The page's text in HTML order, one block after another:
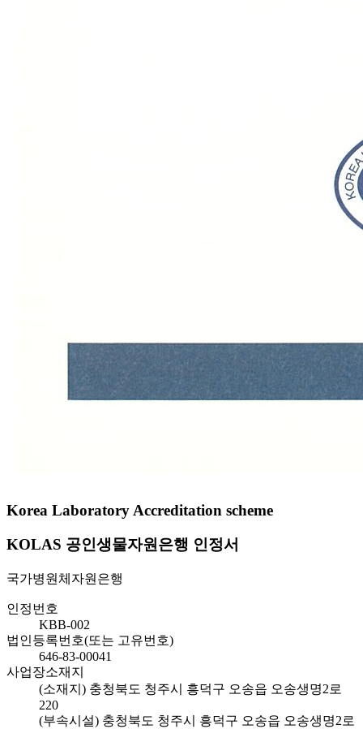
Korea Laboratory Accreditation scheme
KOLAS 공인생물자원은행 인정서
국가병원체자원은행
인정번호
KBB-002
법인등록번호(또는 고유번호)
646-83-00041
사업장소재지
(소재지) 충청북도 청주시 흥덕구 오송읍 오송생명2로
220
(부속시설) 충청북도 청주시 흥덕구 오송읍 오송생명2로